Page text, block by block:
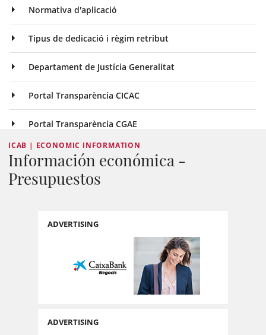
Normativa d'aplicació
Tipus de dedicació i règim retribut
Departament de Justícia Generalitat
Portal Transparència CICAC
Portal Transparència CGAE
ICAB | ECONOMIC INFORMATION
Información económica -
Presupuestos
ADVERTISING
ADVERTISING